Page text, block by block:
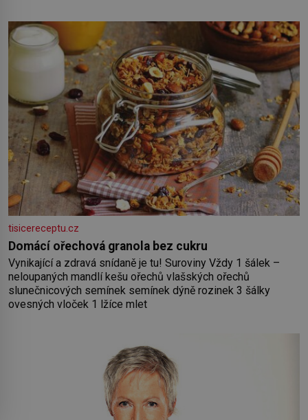
tisicereceptu.cz
Domácí ořechová granola bez cukru
Vynikající a zdravá snídaně je tu! Suroviny Vždy 1 šálek –
neloupaných mandlí kešu ořechů vlašských ořechů
slunečnicových semínek semínek dýně rozinek 3 šálky
ovesných vloček 1 lžíce mlet